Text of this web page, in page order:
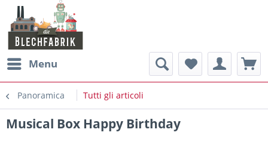
Menu
Panoramica Tutti gli articoli
Musical Box Happy Birthday